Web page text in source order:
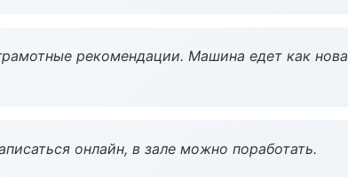
рекомендации. Машина едет как
онлайн, в зале можно поработать.